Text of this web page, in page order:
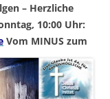
– Herzliche
10:00 Uhr:
Vom MINUS zum